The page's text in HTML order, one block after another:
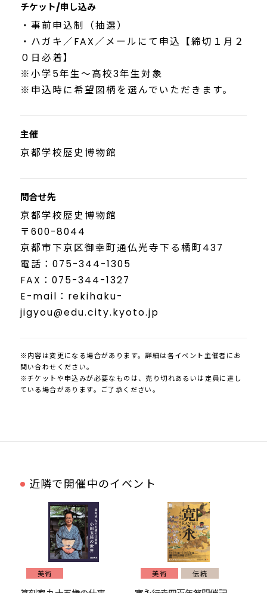
チケット/申し込み
・事前申込制（抽選）
・ハガキ／FAX／メールにて申込【締切１月２
０日必着】
※小学5年生〜高校3年生対象
※申込時に希望図柄を選んでいただきます。
主催
京都学校歴史博物館
問合せ先
京都学校歴史博物館
〒600-8044
京都市下京区御幸町通仏光寺下る橘町437
電話：075-344-1305
FAX：075-344-1327
E-mail：rekihaku-
jigyou@edu.city.kyoto.jp
※内容は変更になる場合があります。詳細は各イベント主催者にお
問い合わせください。
※チケットや申込みが必要なものは、売り切れあるいは定員に達し
ている場合があります。ご了承ください。
近隣で開催中のイベント
美術 美術 伝統